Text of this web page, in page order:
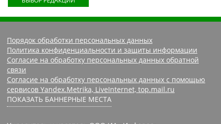
Порядок обработки персональных данных
Политика конфиденциальности и защиты информации
Согласие на обработку персональных данных обратной
связи
Согласие на обработку персональных данных с помощью
сервисов Yandex.Metrika, LiveInternet, top.mail.ru
ПОКАЗАТЬ БАННЕРНЫЕ МЕСТА